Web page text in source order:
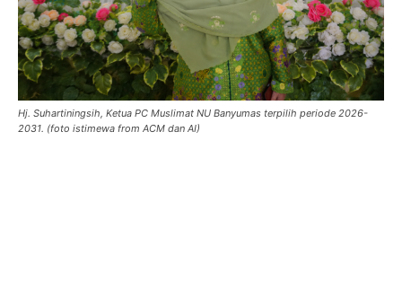
Hj. Suhartiningsih, Ketua PC Muslimat NU Banyumas terpilih periode 2026-
2031. (foto istimewa from ACM dan AI)